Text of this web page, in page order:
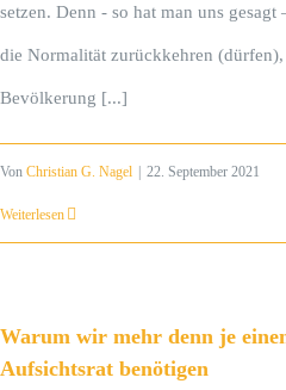
setzen. Denn - so hat man uns
die Normalität zurückkehren
Bevölkerung [...]
Von Christian G. Nagel | 22. September 2021
Weiterlesen
Warum wir mehr denn je
Aufsichtsrat benötigen